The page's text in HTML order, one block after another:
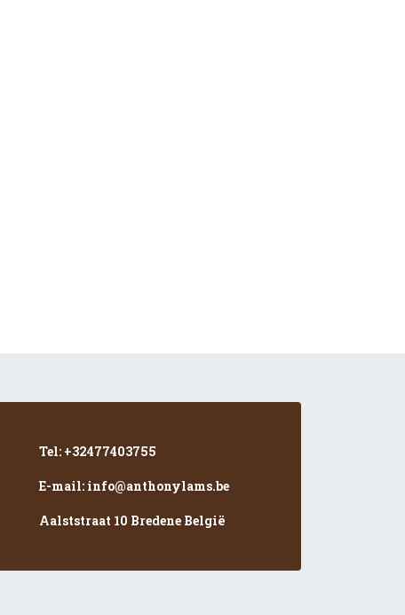
Tel: +32477403755
E-mail: info@anthonylams.be
Aalststraat 10 Bredene België